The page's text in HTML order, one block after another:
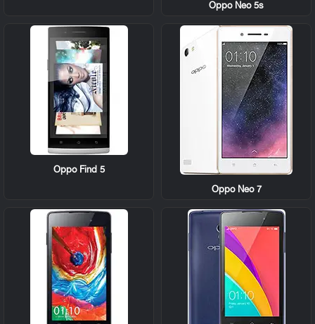
Oppo Neo 5s
Oppo Neo 7
Oppo Find 5